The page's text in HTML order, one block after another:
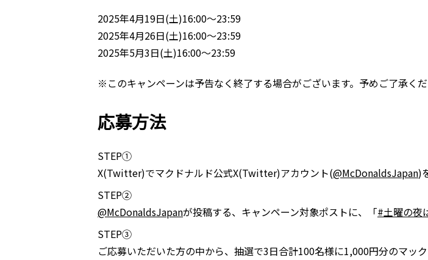
2025年4月19日(土)16:00～23:59
2025年4月26日(土)16:00～23:59
2025年5月3日(土)16:00～23:59
※このキャンペーンは予告なく終了する場合がございます。予めご了承くだ
応募方法
STEP①
X(Twitter)でマクドナルド公式X(Twitter)アカウント(@McDonaldsJapan)
STEP②
@McDonaldsJapanが投稿する、キャンペーン対象ポストに、「#土曜の夜
STEP③
ご応募いただいた方の中から、抽選で3日合計100名様に1,000円分のマック